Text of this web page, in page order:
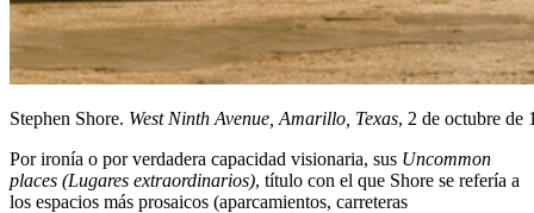
Stephen Shore. West Ninth Avenue, Amarillo, Texas, 2 de octubre de
Por ironía o por verdadera capacidad visionaria, sus Uncommon
places (Lugares extraordinarios), título con el que Shore se refería a
los espacios más prosaicos (aparcamientos, carreteras